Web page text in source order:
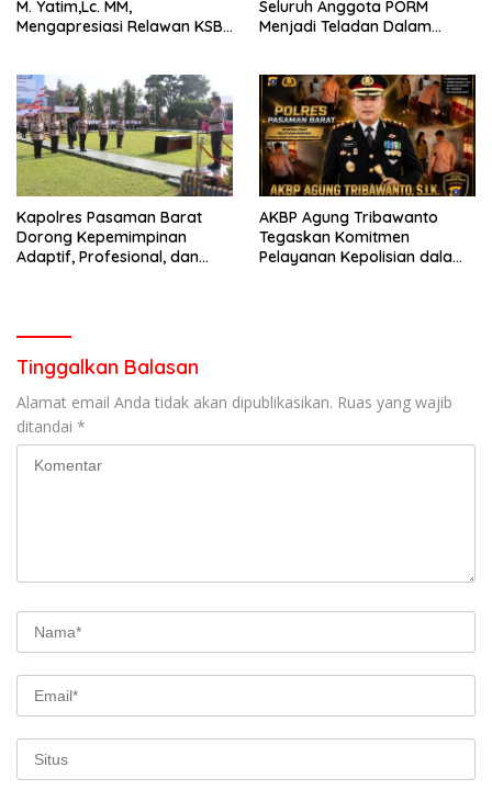
M. Yatim,Lc. MM,
Mengapresiasi Relawan KSB
Bencana
Seluruh Anggota PORM
Menjadi Teladan Dalam
Perlengkapan Keselamatan
Berkendara
Kapolres Pasaman Barat
Dorong Kepemimpinan
Adaptif, Profesional, dan
AKBP Agung Tribawanto
Tegaskan Komitmen
Pelayanan Kepolisian dalam
Tinggalkan Balasan
Alamat email Anda tidak akan dipublikasikan. Ruas yang wajib
ditandai *